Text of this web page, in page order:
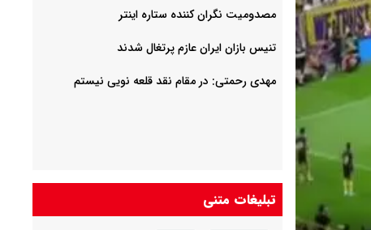
مصدومیت نگران کننده ستاره اینتر
تنیس بازان ایران عازم پرتغال شدند
مهدی رحمتی: در مقام نقد قلعه نویی نیستم
تبلیغات متنی